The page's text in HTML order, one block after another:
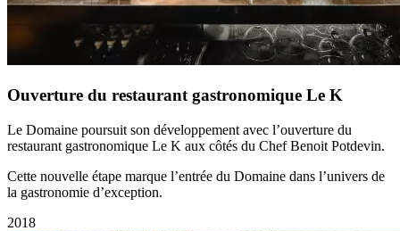
Ouverture du restaurant gastronomique Le K
Le Domaine poursuit son développement avec l’ouverture du
restaurant gastronomique Le K aux côtés du Chef Benoit Potdevin.
Cette nouvelle étape marque l’entrée du Domaine dans l’univers de
la gastronomie d’exception.
2018